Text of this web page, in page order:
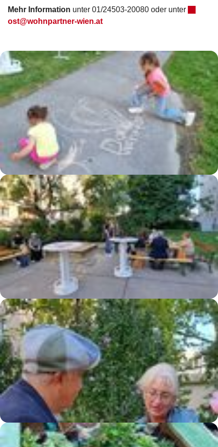
Mehr Information unter 01/24503-20080 oder unter
ost@wohnpartner-wien.at